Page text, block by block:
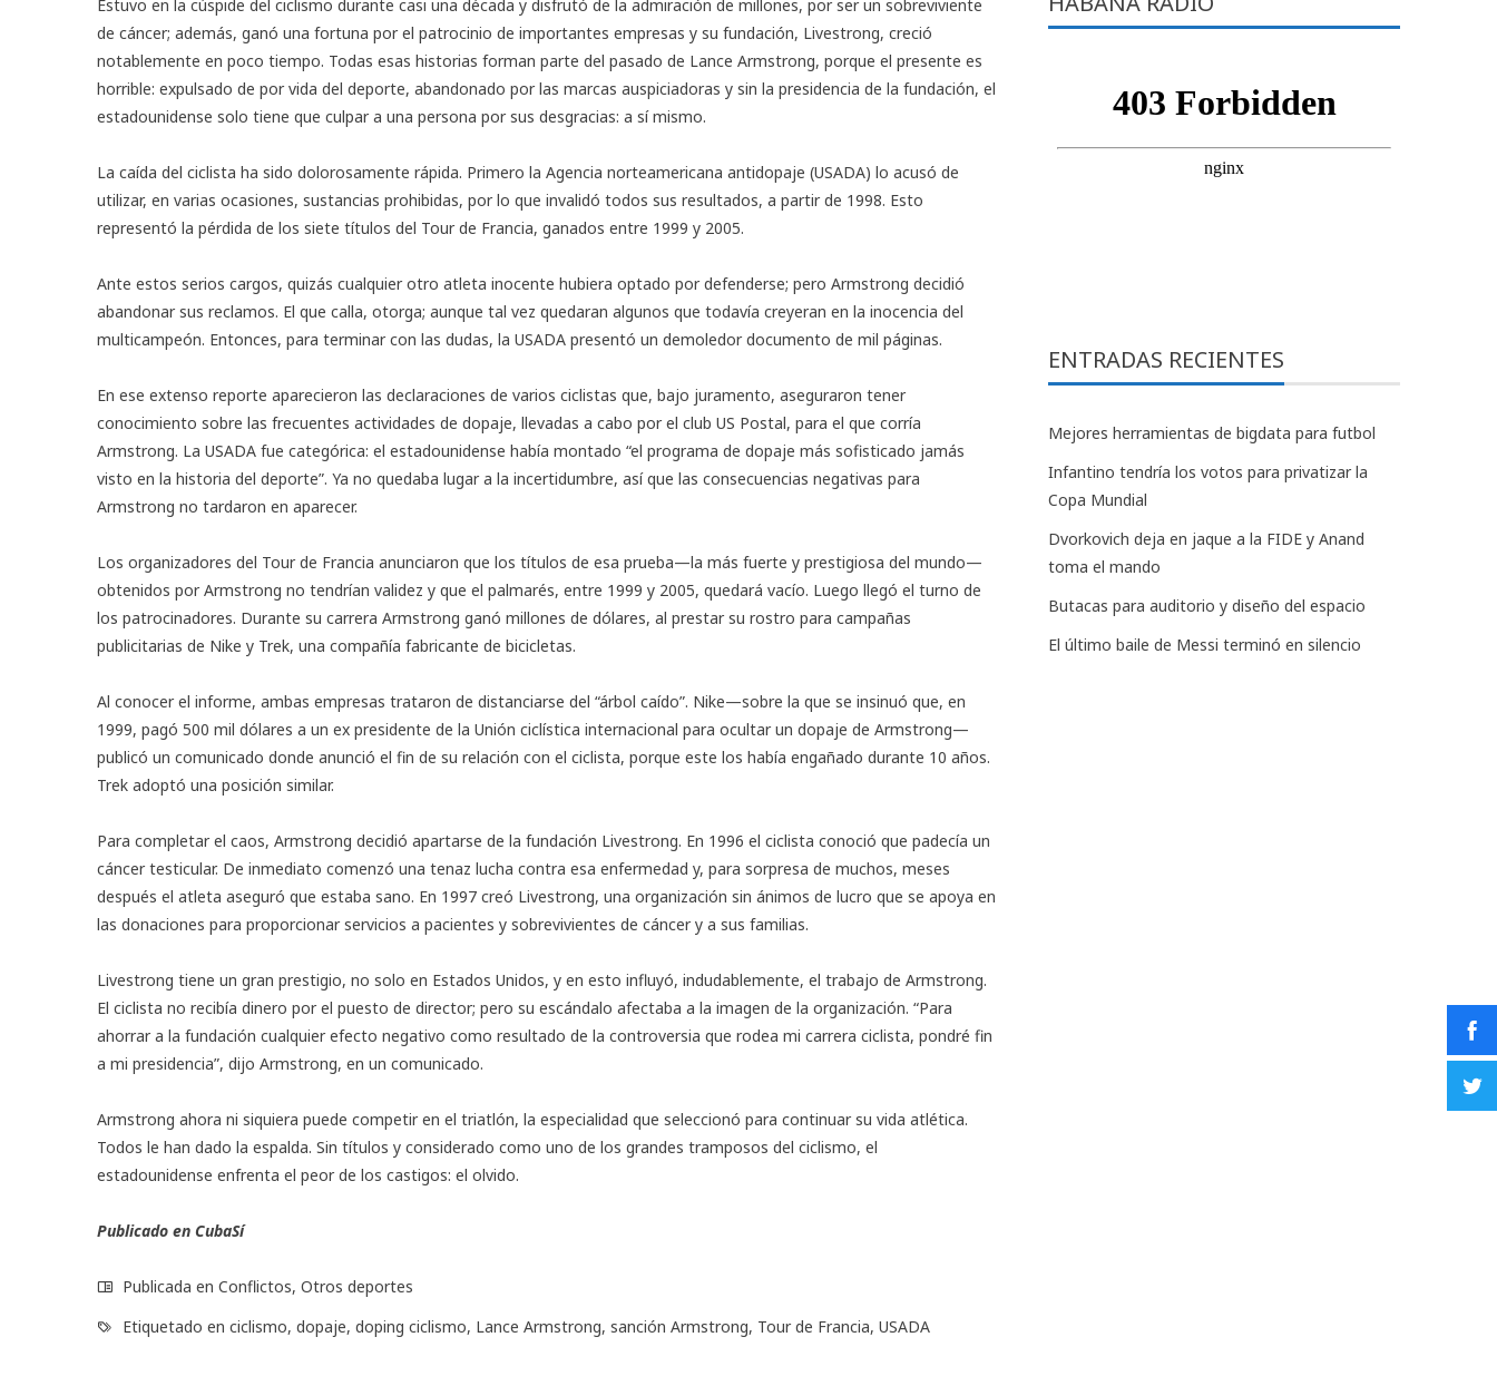
Estuvo en la cúspide del ciclismo durante casi una década y disfrutó de la admiración de millones, por ser un sobreviviente
de cáncer; además, ganó una fortuna por el patrocinio de importantes empresas y su fundación, Livestrong, creció
notablemente en poco tiempo. Todas esas historias forman parte del pasado de Lance Armstrong, porque el presente es
horrible: expulsado de por vida del deporte, abandonado por las marcas auspiciadoras y sin la presidencia de la fundación, el
estadounidense solo tiene que culpar a una persona por sus desgracias: a sí mismo.
La caída del ciclista ha sido dolorosamente rápida. Primero la Agencia norteamericana antidopaje (USADA) lo acusó de
utilizar, en varias ocasiones, sustancias prohibidas, por lo que invalidó todos sus resultados, a partir de 1998. Esto
representó la pérdida de los siete títulos del Tour de Francia, ganados entre 1999 y 2005.
Ante estos serios cargos, quizás cualquier otro atleta inocente hubiera optado por defenderse; pero Armstrong decidió
abandonar sus reclamos. El que calla, otorga; aunque tal vez quedaran algunos que todavía creyeran en la inocencia del
multicampeón. Entonces, para terminar con las dudas, la USADA presentó un demoledor documento de mil páginas.
En ese extenso reporte aparecieron las declaraciones de varios ciclistas que, bajo juramento, aseguraron tener
conocimiento sobre las frecuentes actividades de dopaje, llevadas a cabo por el club US Postal, para el que corría
Armstrong. La USADA fue categórica: el estadounidense había montado “el programa de dopaje más sofisticado jamás
visto en la historia del deporte”. Ya no quedaba lugar a la incertidumbre, así que las consecuencias negativas para
Armstrong no tardaron en aparecer.
Los organizadores del Tour de Francia anunciaron que los títulos de esa prueba—la más fuerte y prestigiosa del mundo—
obtenidos por Armstrong no tendrían validez y que el palmarés, entre 1999 y 2005, quedará vacío. Luego llegó el turno de
los patrocinadores. Durante su carrera Armstrong ganó millones de dólares, al prestar su rostro para campañas
publicitarias de Nike y Trek, una compañía fabricante de bicicletas.
Al conocer el informe, ambas empresas trataron de distanciarse del “árbol caído”. Nike—sobre la que se insinuó que, en
1999, pagó 500 mil dólares a un ex presidente de la Unión ciclística internacional para ocultar un dopaje de Armstrong—
publicó un comunicado donde anunció el fin de su relación con el ciclista, porque este los había engañado durante 10 años.
Trek adoptó una posición similar.
Para completar el caos, Armstrong decidió apartarse de la fundación Livestrong. En 1996 el ciclista conoció que padecía un
cáncer testicular. De inmediato comenzó una tenaz lucha contra esa enfermedad y, para sorpresa de muchos, meses
después el atleta aseguró que estaba sano. En 1997 creó Livestrong, una organización sin ánimos de lucro que se apoya en
las donaciones para proporcionar servicios a pacientes y sobrevivientes de cáncer y a sus familias.
Livestrong tiene un gran prestigio, no solo en Estados Unidos, y en esto influyó, indudablemente, el trabajo de Armstrong.
El ciclista no recibía dinero por el puesto de director; pero su escándalo afectaba a la imagen de la organización. “Para
ahorrar a la fundación cualquier efecto negativo como resultado de la controversia que rodea mi carrera ciclista, pondré fin
a mi presidencia”, dijo Armstrong, en un comunicado.
Armstrong ahora ni siquiera puede competir en el triatlón, la especialidad que seleccionó para continuar su vida atlética.
Todos le han dado la espalda. Sin títulos y considerado como uno de los grandes tramposos del ciclismo, el
estadounidense enfrenta el peor de los castigos: el olvido.
Publicado en CubaSí
Publicada en Conflictos, Otros deportes
Etiquetado en ciclismo, dopaje, doping ciclismo, Lance Armstrong, sanción Armstrong, Tour de Francia, USADA
ENTRADAS RECIENTES
Mejores herramientas de bigdata para futbol
Infantino tendría los votos para privatizar la
Copa Mundial
Dvorkovich deja en jaque a la FIDE y Anand
toma el mando
Butacas para auditorio y diseño del espacio
El último baile de Messi terminó en silencio